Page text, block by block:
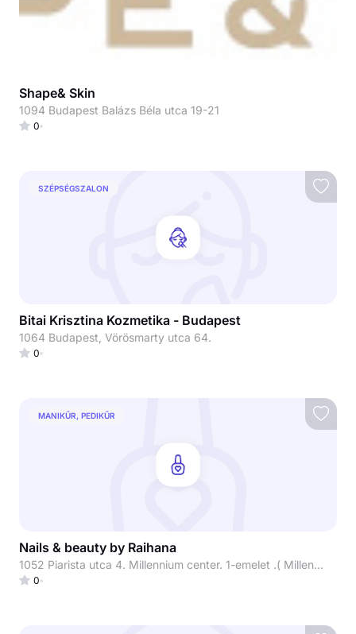
Shape& Skin
1094 Budapest Balázs Béla utca 19-21
0
SZÉPSÉGSZALON
Bitai Krisztina Kozmetika - Budapest
1064 Budapest, Vörösmarty utca 64.
0
MANIKŰR, PEDIKŰR
Nails & beauty by Raihana
1052 Piarista utca 4. Millennium center. 1-emelet .( Millennium beauty)
0